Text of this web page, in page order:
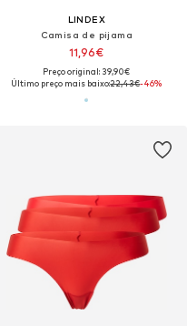
LINDEX
Camisa de pijama
11,96€
Preço original: 39,90€
Último preço mais baixo:22,43€-46%